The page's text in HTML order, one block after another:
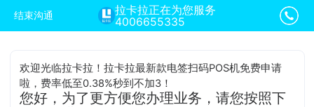
结束沟通
拉卡拉正在为您服务
4006655335
欢迎光临拉卡拉！拉卡拉最新款电签扫码POS机免费申请
啦，费率低至0.38%秒到不加3！
您好，为了更方便您办理业务，请您按照下